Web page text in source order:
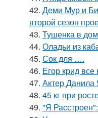
42. Деми Мур и
второй сезон
43. Тушенка в
44. Оладьи из
45. Сок для ….
46. Егор крид все
47. Актер Данила
48. 45 кг при
49. "Я